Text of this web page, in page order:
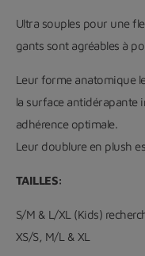
Ultra souples pour une
gants sont agréables à
Leur forme anatomique
la surface antidérapante
adhérence optimale.
Leur doublure en plush
TAILLES:
S/M & L/XL (Kids)
XS/S, M/L & XL